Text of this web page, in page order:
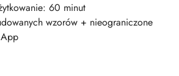
60 minut
wzorów + nieograniczone